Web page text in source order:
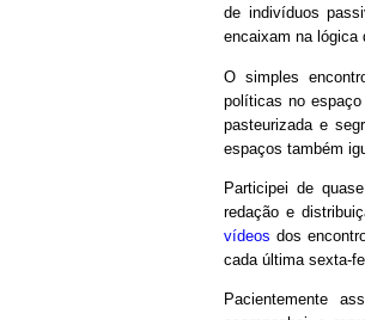
de indivíduos
encaixam na lógica
O simples
políticas no
pasteurizada e
espaços também
Participei de
redação e
vídeos dos
cada última sexta-
Pacientemente